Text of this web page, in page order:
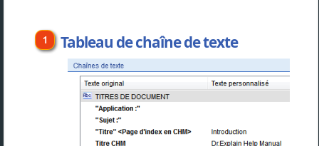
Tableau de chaîne de texte